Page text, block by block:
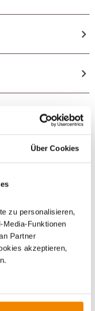
Über Cookies
zu personalisieren,
Funktionen
Partner
akzeptieren,